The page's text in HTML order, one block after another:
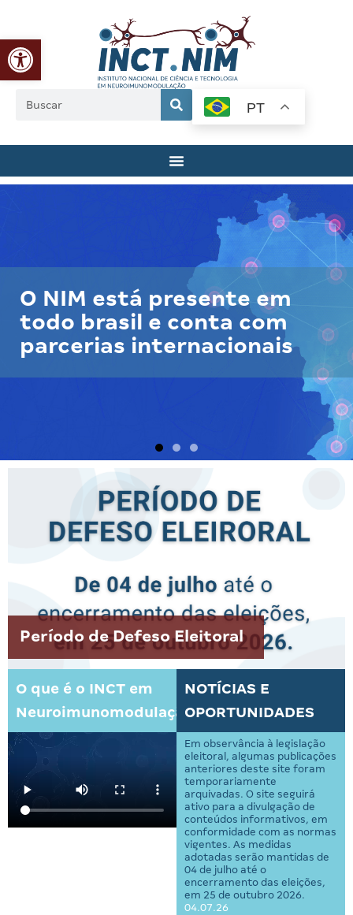
Abrir a barra de ferramentas
PT
Período de Defeso Eleitoral
O que é o INCT em
Neuroimunomodulação?
NOTÍCIAS E
OPORTUNIDADES
Em observância à legislação
eleitoral, algumas publicações
anteriores deste site foram
temporariamente
arquivadas. O site seguirá
ativo para a divulgação de
conteúdos informativos, em
conformidade com as normas
vigentes. As medidas
adotadas serão mantidas de
04 de julho até o
encerramento das eleições,
em 25 de outubro 2026.
04.07.26